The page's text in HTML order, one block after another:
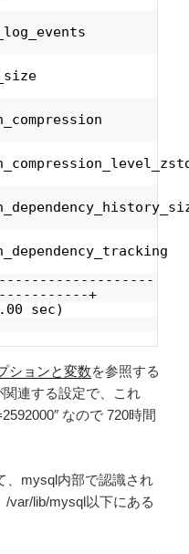
+
sec)
ションと変数を参照する
関連する設定で、これ
なので 720時間
、mysql内部で認識され
var/lib/mysql以下にある